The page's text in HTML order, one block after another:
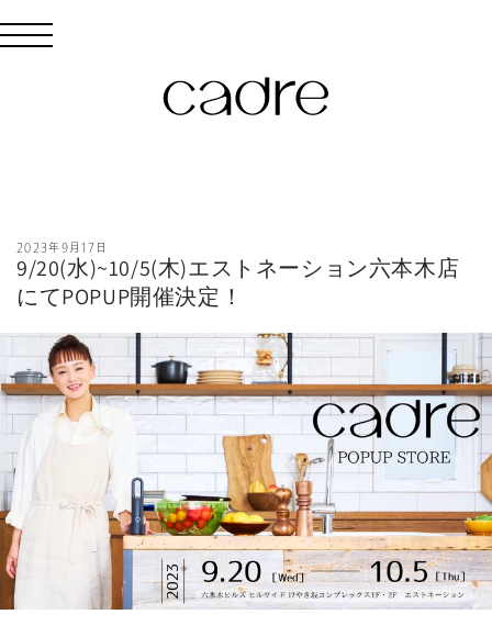
ツに進む
2023年9月17日
9/20(水)~10/5(木)エストネーション六本木店
にてPOPUP開催決定！